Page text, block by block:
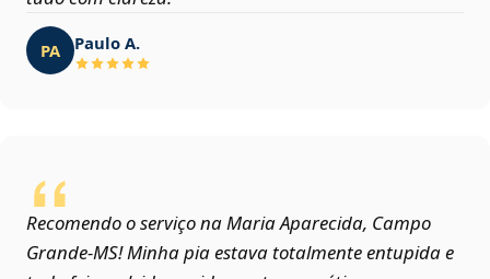
PA Paulo A.
Recomendo o serviço na Maria Aparecida, Campo
Grande‑MS! Minha pia estava totalmente entupida e